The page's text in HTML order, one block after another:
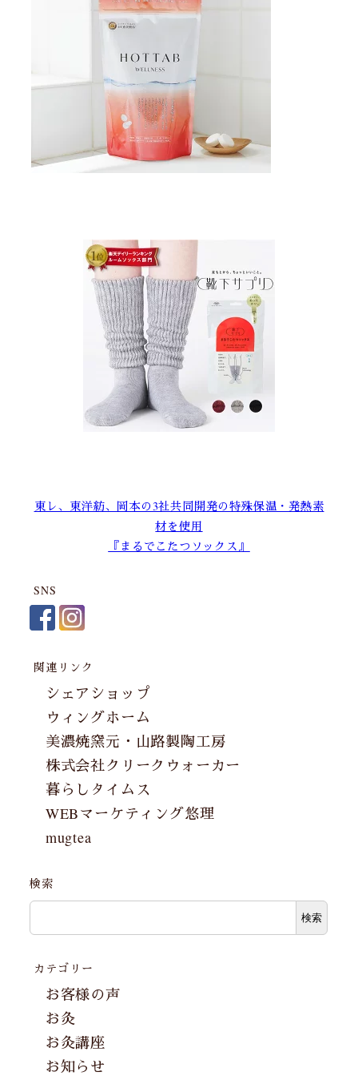
東レ、東洋紡、岡本の3社共同開発の特殊保温・発熱素
材を使用
『まるでこたつソックス』
SNS
関連リンク
シェアショップ
ウィングホーム
美濃焼窯元・山路製陶工房
株式会社クリークウォーカー
暮らしタイムス
WEBマーケティング悠理
mugtea
検索
検索
カテゴリー
お客様の声
お灸
お灸講座
お知らせ